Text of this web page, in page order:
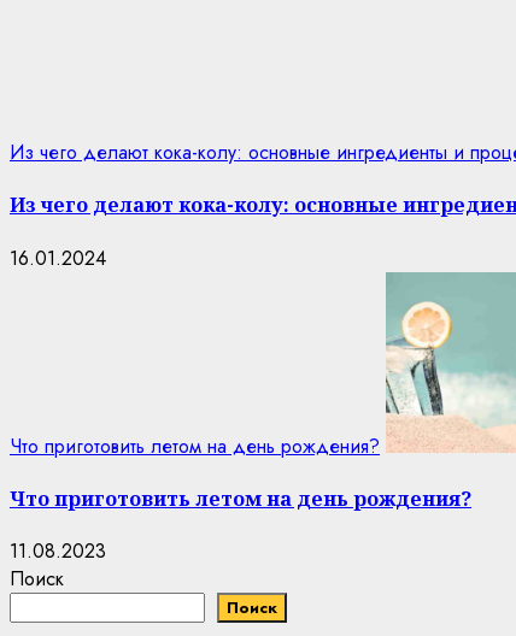
Из чего делают кока-колу: основные ингредиенты и
Из чего делают кока-колу: основные
16.01.2024
Что приготовить летом на день рождения?
Что приготовить летом на день рождения?
11.08.2023
Поиск
Поиск